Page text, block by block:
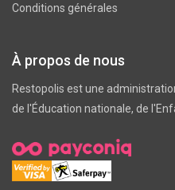
Conditions générales
À propos de nous
Restopolis est une
de l'Éducation nationale, de